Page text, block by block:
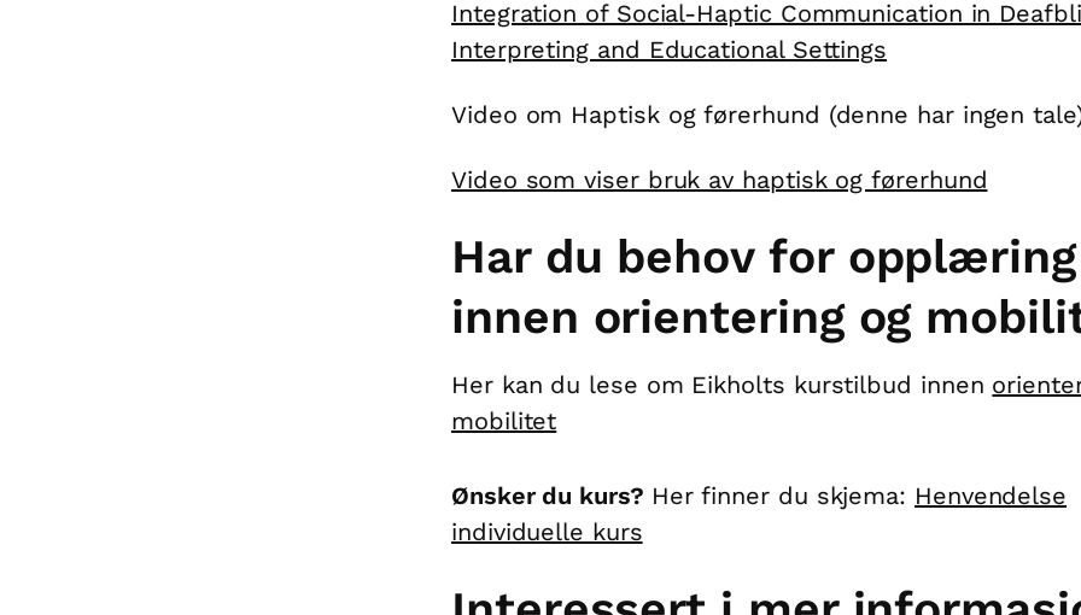
Integration of Social-Haptic Communication in
Interpreting and Educational Settings
Video om Haptisk og førerhund (denne har ingen
Video som viser bruk av haptisk og førerhund
Har du behov for opplæring
innen orientering og
Her kan du lese om Eikholts kurstilbud innen
mobilitet
Ønsker du kurs? Her finner du skjema: Henvendelse
individuelle kurs